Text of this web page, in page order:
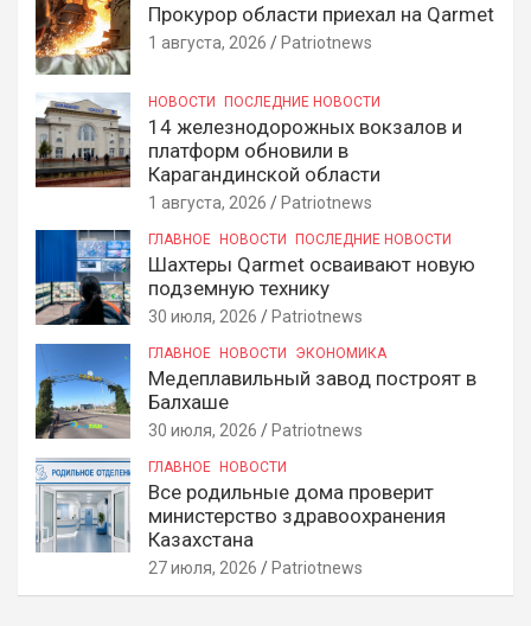
Прокурор области приехал на Qarmet
1 августа, 2026 Patriotnews
НОВОСТИ ПОСЛЕДНИЕ НОВОСТИ
14 железнодорожных вокзалов и
платформ обновили в
Карагандинской области
1 августа, 2026 Patriotnews
ГЛАВНОЕ НОВОСТИ ПОСЛЕДНИЕ НОВОСТИ
Шахтеры Qarmet осваивают новую
подземную технику
30 июля, 2026 Patriotnews
ГЛАВНОЕ НОВОСТИ ЭКОНОМИКА
Медеплавильный завод построят в
Балхаше
30 июля, 2026 Patriotnews
ГЛАВНОЕ НОВОСТИ
Все родильные дома проверит
министерство здравоохранения
Казахстана
27 июля, 2026 Patriotnews